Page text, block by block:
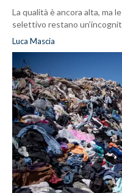
La qualità è ancora alta, ma
selettivo restano
Luca Mascia